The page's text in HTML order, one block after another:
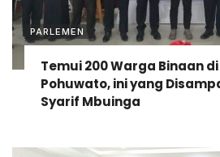
PARLEMEN
Temui 200 Warga Binaan
Pohuwato, ini yang
Syarif Mbuinga